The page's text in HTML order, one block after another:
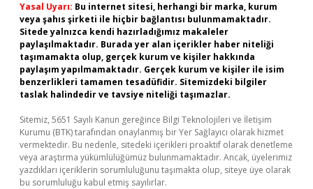
Yasal Uyarı: Bu internet sitesi, herhangi bir marka, kurum
veya şahıs şirketi ile hiçbir bağlantısı bulunmamaktadır.
Sitede yalnızca kendi hazırladığımız makaleler
paylaşılmaktadır. Burada yer alan içerikler haber niteliği
taşımamakta olup, gerçek kurum ve kişiler hakkında
paylaşım yapılmamaktadır. Gerçek kurum ve kişiler ile isim
benzerlikleri tamamen tesadüfidir. Sitemizdeki bilgiler
taslak halindedir ve tavsiye niteliği taşımazlar.
Sitemiz, 5651 Sayılı Kanun gereğince Bilgi Teknolojileri ve İletişim
Kurumu (BTK) tarafından onaylanmış bir Yer Sağlayıcı olarak hizmet
vermektedir. Bu nedenle, sitedeki içerikleri proaktif olarak denetleme
veya araştırma yükümlülüğümüz bulunmamaktadır. Ancak, üyelerimiz
yazdıkları içeriklerin sorumluluğunu taşımakta olup, siteye üye olarak
bu sorumluluğu kabul etmiş sayılırlar.